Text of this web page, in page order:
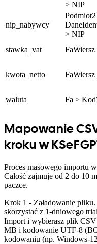
> NIP
nip_nabywcy
> NIP
stawka_vat FaWiersz
kwota_netto FaWiersz
waluta
Fa >
Mapowanie
kroku w
Proces masowego importu
Całość zajmuje od 2 do 10
paczce.
Krok 1 - Załadowanie
skorzystać z 1-dniowego
Import i wybierasz plik
MB i kodowanie UTF-8
kodowaniu (np. Windows-